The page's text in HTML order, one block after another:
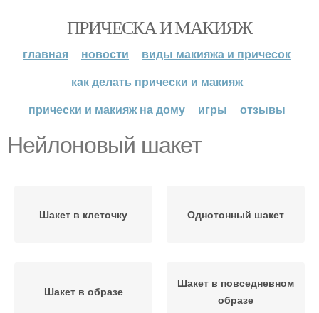
ПРИЧЕСКА И МАКИЯЖ
главная новости
виды макияжа и причесок
как делать прически и макияж
прически и макияж на дому
игры отзывы
Нейлоновый шакет
Шакет в клеточку Однотонный шакет
Шакет в образе
Шакет в повседневном
образе